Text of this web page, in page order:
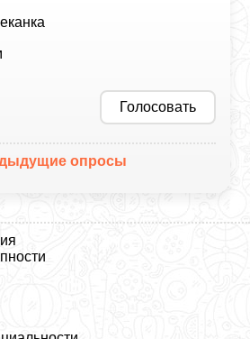
Голосовать
опросы